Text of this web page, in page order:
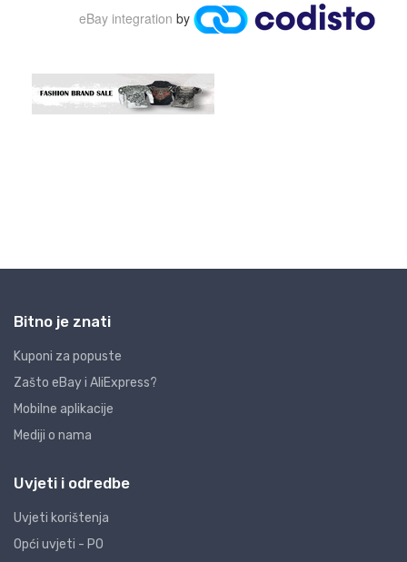
Bitno je znati
Kuponi za popuste
Zašto eBay i AliExpress?
Mobilne aplikacije
Mediji o nama
Uvjeti i odredbe
Uvjeti korištenja
Opći uvjeti - PO